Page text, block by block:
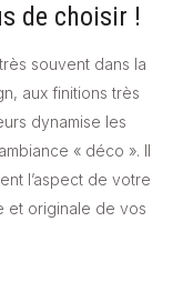
de choisir !
souvent dans la
aux finitions très
dynamise les
« déco ». Il
l’aspect de votre
et originale de vos